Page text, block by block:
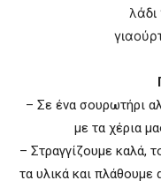
λάδι
– Σε ένα σουρωτήρι
με τα χέρια
– Στραγγίζουμε καλά,
τα υλικά και